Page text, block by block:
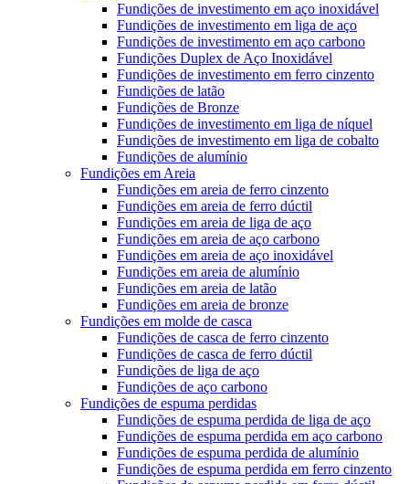
Fundições de investimento em aço inoxidável
Fundições de investimento em liga de aço
Fundições de investimento em aço carbono
Fundições Duplex de Aço Inoxidável
Fundições de investimento em ferro cinzento
Fundições de latão
Fundições de Bronze
Fundições de investimento em liga de níquel
Fundições de investimento em liga de cobalto
Fundições de alumínio
Fundições em Areia
Fundições em areia de ferro cinzento
Fundições em areia de ferro dúctil
Fundições em areia de liga de aço
Fundições em areia de aço carbono
Fundições em areia de aço inoxidável
Fundições em areia de alumínio
Fundições em areia de latão
Fundições em areia de bronze
Fundições em molde de casca
Fundições de casca de ferro cinzento
Fundições de casca de ferro dúctil
Fundições de liga de aço
Fundições de aço carbono
Fundições de espuma perdidas
Fundições de espuma perdida de liga de aço
Fundições de espuma perdida em aço carbono
Fundições de espuma perdida de alumínio
Fundições de espuma perdida em ferro cinzento